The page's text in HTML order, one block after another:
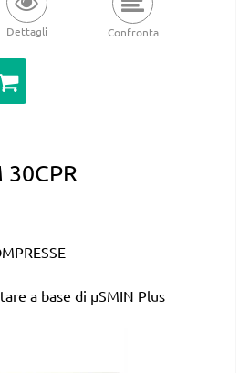
Dettagli Confronta
30CPR
a base di µSMIN Plus